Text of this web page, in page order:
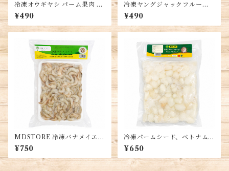
冷凍オウギヤシ パーム果肉 25
0g ベトナム産 冷凍フルーツ
チェー デザート トッピング用
¥490
冷凍ヤングジャックフルー
ツ、ベトナム産、カット済
み、真空パック、料理用、約5
00g、Young Jackfruit, Mit
¥490
MDSTORE 冷凍バナメイエビ
頭なし、殻付き、中型エビ、
ベトナム産、冷凍シーフード,
small shrimp, tép bạc
¥750
冷凍パームシード、ベトナム
産、500g、冷凍フルーツ、Pa
lm Seed, Hạt Đác
¥650